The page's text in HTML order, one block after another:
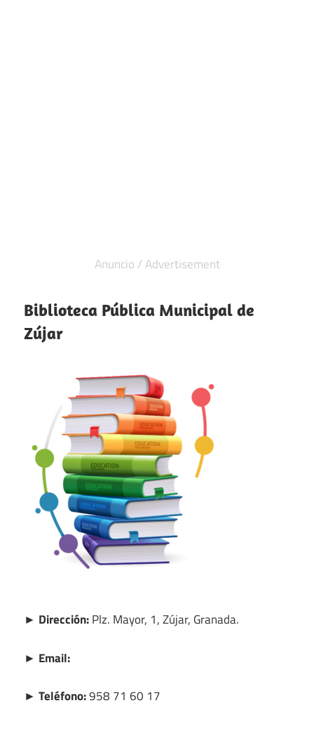
Biblioteca Pública Municipal de
Zújar
► Dirección:Plz. Mayor, 1, Zújar, Granada.
► Email:
► Teléfono:958 71 60 17